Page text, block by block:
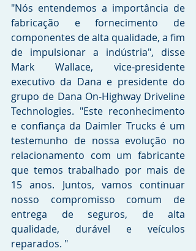
"Nós entendemos a importância de
fabricação e fornecimento de
componentes de alta qualidade, a fim
de impulsionar a indústria", disse
Mark Wallace, vice-presidente
executivo da Dana e presidente do
grupo de Dana On-Highway Driveline
Technologies. "Este reconhecimento
e confiança da Daimler Trucks é um
testemunho de nossa evolução no
relacionamento com um fabricante
que temos trabalhado por mais de
15 anos. Juntos, vamos continuar
nosso compromisso comum de
entrega de seguros, de alta
qualidade, durável e veículos
reparados. "